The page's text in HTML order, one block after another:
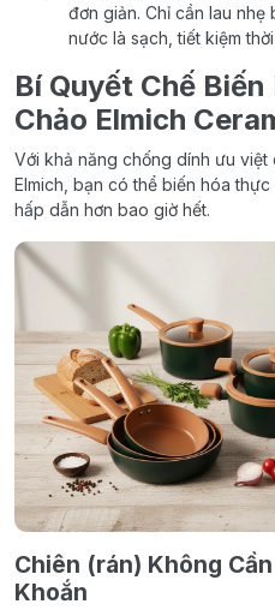
đơn giản. Chỉ cần lau
nước là sạch, tiết kiệm
Bí Quyết Chế
Chảo Elmich
Với khả năng chống dính ưu việt
Elmich, bạn có thể biến hóa
hấp dẫn hơn bao giờ hết.
Chiên (rán) Không
Khoắn